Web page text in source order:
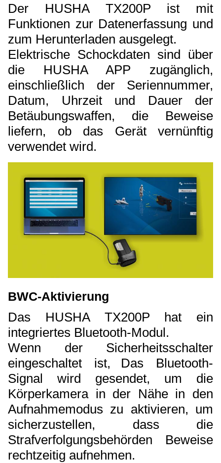
Der HUSHA TX200P ist mit
Funktionen zur Datenerfassung und
zum Herunterladen ausgelegt.
Elektrische Schockdaten sind über
die HUSHA APP zugänglich,
einschließlich der Seriennummer,
Datum, Uhrzeit und Dauer der
Betäubungswaffen, die Beweise
liefern, ob das Gerät vernünftig
verwendet wird.
BWC-Aktivierung
Das HUSHA TX200P hat ein
integriertes Bluetooth-Modul.
Wenn der Sicherheitsschalter
eingeschaltet ist,
Das Bluetooth-
Signal wird gesendet, um die
Körperkamera in der Nähe in den
Aufnahmemodus zu aktivieren, um
sicherzustellen, dass die
Strafverfolgungsbehörden Beweise
rechtzeitig aufnehmen.